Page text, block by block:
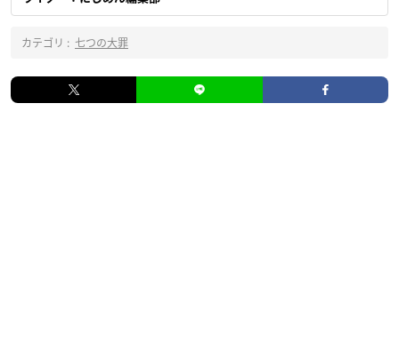
カテゴリ : 七つの大罪